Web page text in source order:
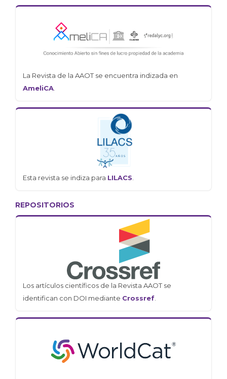
La Revista de la AAOT se encuentra indizada en
AmeliCA.
Esta revista se indiza para LILACS.
REPOSITORIOS
Los artículos científicos de la Revista AAOT se
identifican con DOI mediante Crossref.